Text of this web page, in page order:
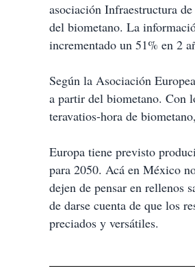
asociación Infraestructura
del biometano. La
incrementado un 51% en 2
Según la Asociación
a partir del biometano. Con
teravatios-hora de
Europa tiene previsto
para 2050. Acá en México
dejen de pensar en rellenos
de darse cuenta de que los
preciados y versátiles.